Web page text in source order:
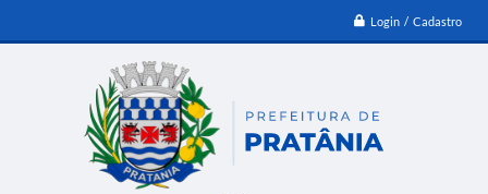
Login / Cadastro